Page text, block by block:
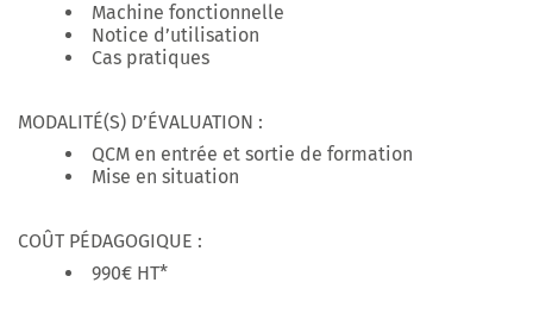
Machine fonctionnelle
Notice d’utilisation
Cas pratiques
MODALITÉ(S) D’ÉVALUATION :
QCM en entrée et sortie de formation
Mise en situation
COÛT PÉDAGOGIQUE :
990€ HT*